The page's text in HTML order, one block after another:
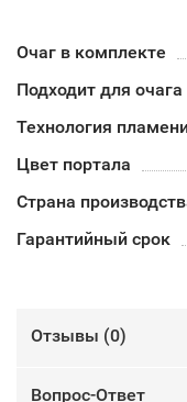
Очаг в комплекте
Подходит для очага
Технология
Цвет портала
Страна
Гарантийный срок
Отзывы (0)
Вопрос-Ответ